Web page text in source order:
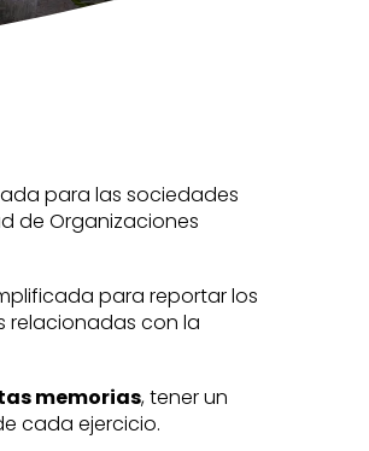
para las sociedades
de Organizaciones
para reportar los
relacionadas con la
memorias, tener un
cada ejercicio.